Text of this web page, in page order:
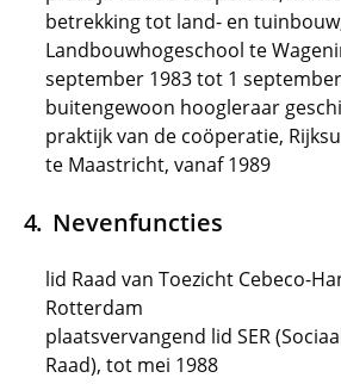
betrekking tot land- en
Landbouwhogeschool te
september 1983 tot 1
buitengewoon hoogleraar
praktijk van de coöperatie,
te Maastricht, vanaf 1989
Nevenfuncties
lid Raad van Toezicht Cebeco-
Rotterdam
plaatsvervangend lid SER
Raad), tot mei 1988